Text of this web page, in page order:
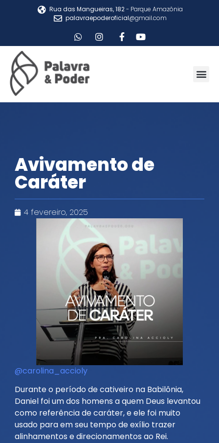
Rua das Mangueiras, 182- Parque Amazônia
palavraepoderoficial@gmail.com
Avivamento de
Caráter
4 fevereiro, 2025
@carolina_accioly
Durante o período de cativeiro na Babilônia,
Daniel foi um dos homens a quem Deus levantou
como referência de caráter, e ele foi muito
usado para em seu tempo de exílio trazer
alinhamentos e direcionamentos ao Rei.